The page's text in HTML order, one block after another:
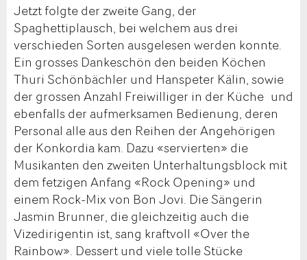
Jetzt folgte der zweite Gang, der
Spaghettiplausch, bei welchem aus drei
verschieden Sorten ausgelesen werden konnte.
Ein grosses Dankeschön den beiden Köchen
Thuri Schönbächler und Hanspeter Kälin, sowie
der grossen Anzahl Freiwilliger in der Küche und
ebenfalls der aufmerksamen Bedienung, deren
Personal alle aus den Reihen der Angehörigen
der Konkordia kam. Dazu «servierten» die
Musikanten den zweiten Unterhaltungsblock mit
dem fetzigen Anfang «Rock Opening» und
einem Rock-Mix von Bon Jovi. Die Sängerin
Jasmin Brunner, die gleichzeitig auch die
Vizedirigentin ist, sang kraftvoll «Over the
Rainbow». Dessert und viele tolle Stücke